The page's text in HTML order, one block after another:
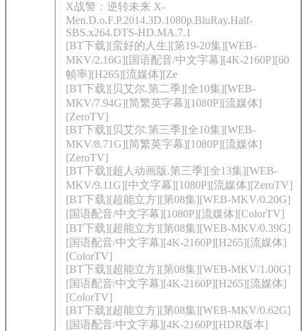
X战警：逆转未来 X-
Men.D.o.F.P.2014.3D.1080p.BluRay.Half-
SBS.x264.DTS-HD.MA.7.1
[BT下载][蛮好的人生][第19-20集][WEB-
MKV/2.16G][国语配音/中文字幕][4K-2160P][60
帧率][H265][流媒体][Ze
[BT下载][贝艾尔.第二季][全10集][WEB-
MKV/7.94G][简繁英字幕][1080P][流媒体]
[ZeroTV]
[BT下载][贝艾尔.第三季][全10集][WEB-
MKV/8.71G][简繁英字幕][1080P][流媒体]
[ZeroTV]
[BT下载][超人动画版.第三季][全13集][WEB-
MKV/9.11G][中文字幕][1080P][流媒体][ZeroTV]
[BT下载][超能立方][第08集][WEB-MKV/0.20G]
[国语配音/中文字幕][1080P][流媒体][ColorTV]
[BT下载][超能立方][第08集][WEB-MKV/0.39G]
[国语配音/中文字幕][4K-2160P][H265][流媒体]
[ColorTV]
[BT下载][超能立方][第08集][WEB-MKV/1.00G]
[国语配音/中文字幕][4K-2160P][H265][流媒体]
[ColorTV]
[BT下载][超能立方][第08集][WEB-MKV/0.62G]
[国语配音/中文字幕][4K-2160P][HDR版本]